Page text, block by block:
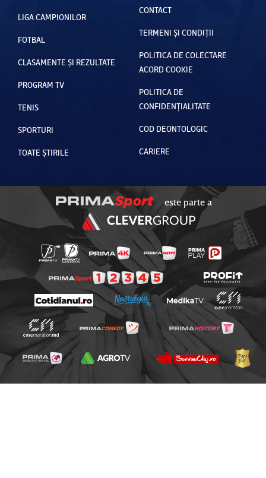
LIGA CAMPIONILOR
FOTBAL
CLASAMENTE ȘI REZULTATE
PROGRAM TV
TENIS
SPORTURI
TOATE ȘTIRILE
CONTACT
TERMENI ȘI CONDIȚII
POLITICA DE COLECTARE
ACORD COOKIE
POLITICA DE
CONFIDENȚIALITATE
COD DEONTOLOGIC
CARIERE
este parte a